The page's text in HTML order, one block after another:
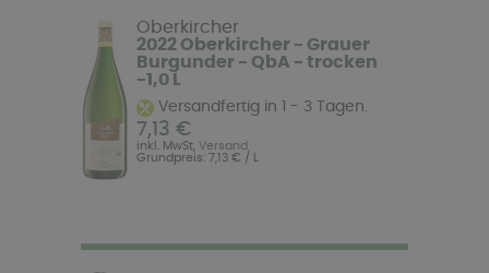
Oberkircher
2022 Oberkircher - Grauer
Burgunder - QbA - trocken
-1,0 L
Versandfertig in 1 - 3 Tagen.
7,13 €
inkl. MwSt,Versand
Grundpreis: 7,13 € / L